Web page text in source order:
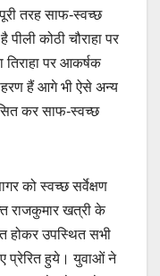
तरह साफ-स्वच्छ
कोठी चौराहा पर
पर आकर्षक
हैं आगे भी ऐसे अन्य
कर साफ-स्वच्छ
को स्वच्छ सर्वेक्षण
राजकुमार खत्री के
होकर उपस्थित सभी
प्रेरित हुये। युवाओं ने